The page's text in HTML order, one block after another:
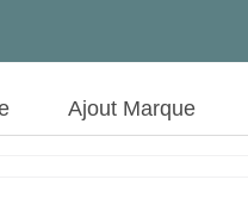
Ajout Marque